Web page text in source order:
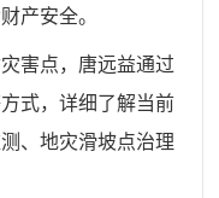
产安全。
害点，唐远益通过
式，详细了解当前
、地灾滑坡点治理